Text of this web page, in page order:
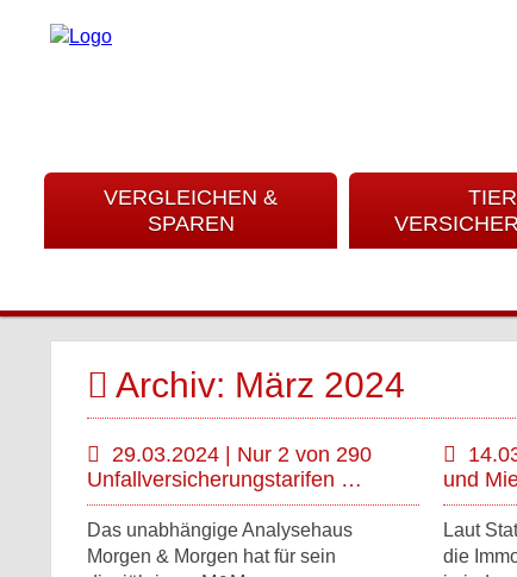
VERGLEICHEN &
SPAREN
Archiv: März 2024
29.03.2024 | Nur 2 von 290
Unfallversicherungstarifen …
Das unabhängige Analysehaus
Morgen & Morgen hat für sein
und
Laut
die